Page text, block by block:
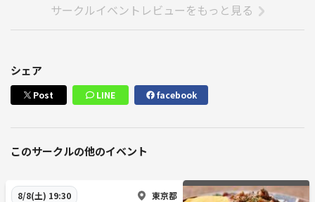
サークルイベントレビューをもっと見る
シェア
Post LINE facebook
このサークルの他のイベント
8/8(土) 19:30 東京都